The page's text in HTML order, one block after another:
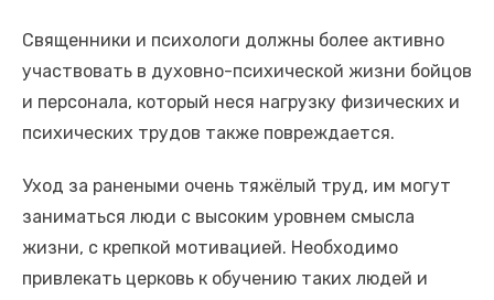
Священники и психологи должны более активно
участвовать в духовно-психической жизни бойцов
и персонала, который неся нагрузку физических и
психических трудов также повреждается.
Уход за ранеными очень тяжёлый труд, им могут
заниматься люди с высоким уровнем смысла
жизни, с крепкой мотивацией. Необходимо
привлекать церковь к обучению таких людей и